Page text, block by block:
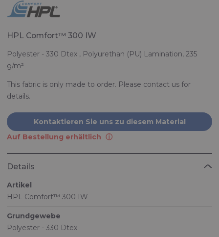
HPL Comfort™ 300 IW
Polyester - 330 Dtex , Polyurethan (PU) Lamination, 235
g/m²
This fabric is only made to order. Please contact us for
details.
Kontaktieren Sie uns zu diesem Material
Auf Bestellung erhältlich
Details
Artikel
HPL Comfort™ 300 IW
Grundgewebe
Polyester - 330 Dtex